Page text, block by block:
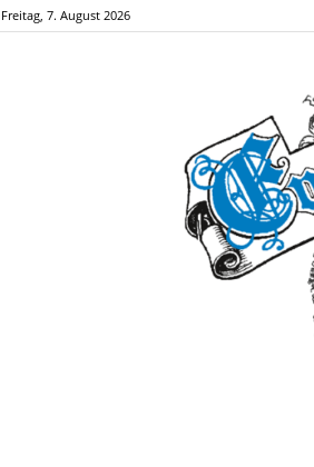
Freitag, 7. August 2026